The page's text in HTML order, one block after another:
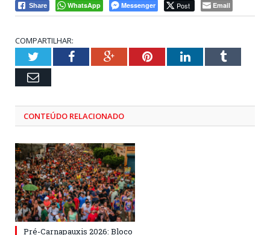
Share WhatsApp Messenger Post Email
COMPARTILHAR:
TwitterFacebookGoogle+PinterestLinkedInTumblr
Email
CONTEÚDO RELACIONADO
Pré-Carnapauxis 2026: Bloco